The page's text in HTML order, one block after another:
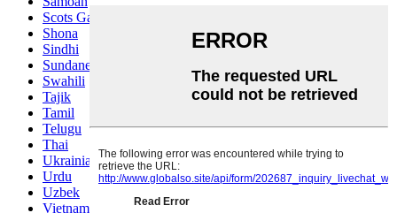
Scots Gaelic
Shona
Sindhi
Sundanese
Swahili
Tajik
Tamil
Telugu
Thai
Ukrainian
Urdu
Uzbek
Vietnamese